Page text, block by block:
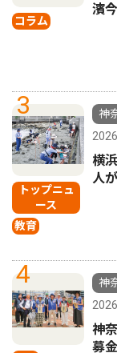
コラム
濱
3
トップニュ
ース
教育
神
横
人
4
神
神
募